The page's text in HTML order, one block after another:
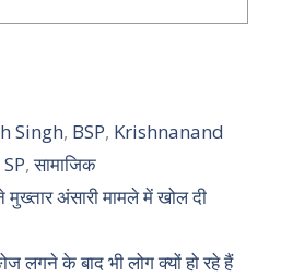
Singh, BSP, Krishnanand
SP,सामाजिक
मुख्तार अंसारी मामले में खोल दी
लगने के बाद भी लोग क्यों हो रहे हैं